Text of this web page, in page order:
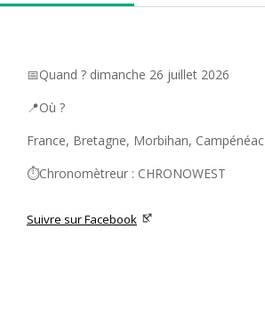
📅Quand ? dimanche 26 juillet 2026
📍Où ?
France, Bretagne, Morbihan, Campénéac
⏱️Chronomètreur : CHRONOWEST
Suivre sur Facebook